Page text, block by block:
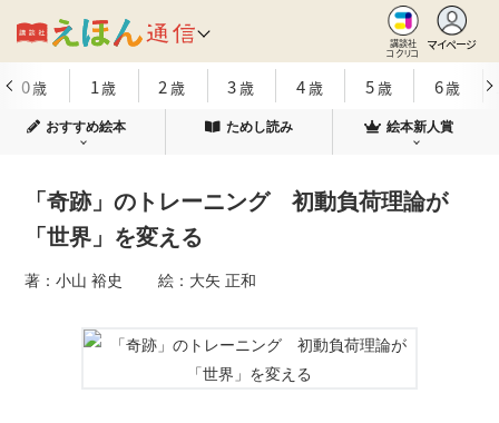
講談社
コクリコ
マイページ
0歳 1歳 2 歳 3歳 4歳 5歳 6歳
おすすめ絵本 ためし読み 絵本新人賞
「奇跡」のトレーニング 初動負荷理論が
「世界」を変える
著：小山 裕史 絵：大矢 正和